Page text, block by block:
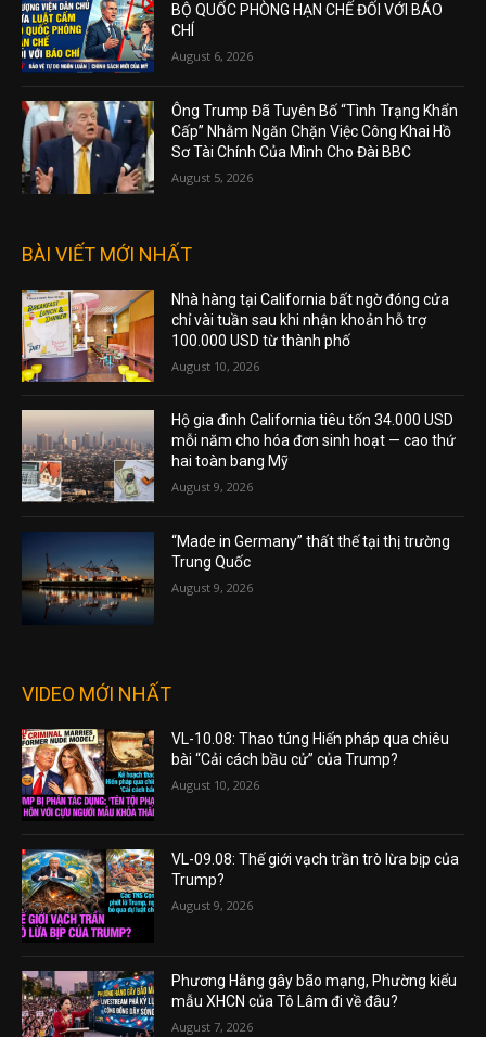
BỘ QUỐC PHÒNG HẠN CHẾ ĐỐI VỚI BÁO
CHÍ
August 6, 2026
Ông Trump Đã Tuyên Bố “Tình Trạng Khẩn
Cấp” Nhằm Ngăn Chặn Việc Công Khai Hồ
Sơ Tài Chính Của Mình Cho Đài BBC
August 5, 2026
BÀI VIẾT MỚI NHẤT
Nhà hàng tại California bất ngờ đóng cửa
chỉ vài tuần sau khi nhận khoản hỗ trợ
100.000 USD từ thành phố
August 10, 2026
Hộ gia đình California tiêu tốn 34.000 USD
mỗi năm cho hóa đơn sinh hoạt — cao thứ
hai toàn bang Mỹ
August 9, 2026
“Made in Germany” thất thế tại thị trường
Trung Quốc
August 9, 2026
VIDEO MỚI NHẤT
VL-10.08: Thao túng Hiến pháp qua chiêu
bài “Cải cách bầu cử” của Trump?
August 10, 2026
VL-09.08: Thế giới vạch trần trò lừa bịp của
Trump?
August 9, 2026
Phương Hằng gây bão mạng, Phường kiểu
mẫu XHCN của Tô Lâm đi về đâu?
August 7, 2026